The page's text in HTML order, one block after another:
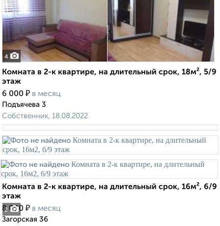
4
Комната в 2-к квартире, на длительный срок, 18м², 5/9
этаж
6 000 ₽ в месяц
Подъячева 3
Собственник, 18.08.2022
2
Комната в 2-к квартире, на длительный срок, 16м², 6/9
этаж
8 000 ₽ в месяц
Загорская 36